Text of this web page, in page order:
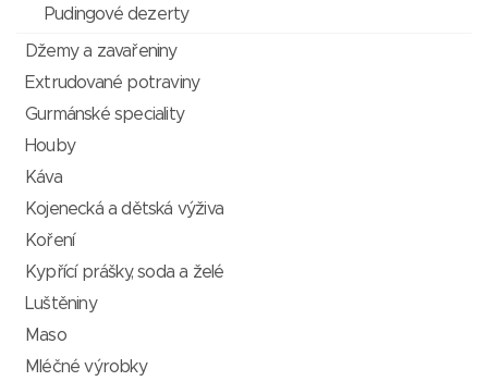
Pudingové dezerty
Džemy a zavařeniny
Extrudované potraviny
Gurmánské speciality
Houby
Káva
Kojenecká a dětská výživa
Koření
Kypřící prášky, soda a želé
Luštěniny
Maso
Mléčné výrobky